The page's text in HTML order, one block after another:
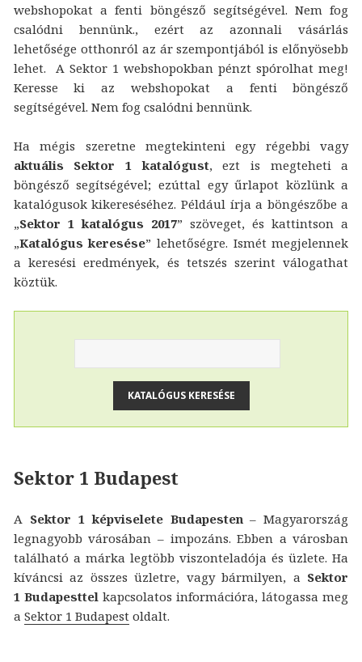
webshopokat a fenti böngésző segítségével. Nem fog
csalódni bennünk., ezért az azonnali vásárlás
lehetősége otthonról az ár szempontjából is előnyösebb
lehet. A Sektor 1 webshopokban pénzt spórolhat meg!
Keresse ki az webshopokat a fenti böngésző
segítségével. Nem fog csalódni bennünk.
Ha mégis szeretne megtekinteni egy régebbi vagy
aktuális Sektor 1 katalógust, ezt is megteheti a
böngésző segítségével; ezúttal egy űrlapot közlünk a
katalógusok kikereséséhez. Például írja a böngészőbe a
„Sektor 1 katalógus 2017” szöveget, és kattintson a
„Katalógus keresése” lehetőségre. Ismét megjelennek
a keresési eredmények, és tetszés szerint válogathat
köztük.
Sektor 1 Budapest
A Sektor 1 képviselete Budapesten– Magyarország
legnagyobb városában – impozáns. Ebben a városban
található a márka legtöbb viszonteladója és üzlete. Ha
kíváncsi az összes üzletre, vagy bármilyen, a Sektor
1 Budapesttel kapcsolatos információra, látogassa meg
a Sektor 1 Budapest oldalt.